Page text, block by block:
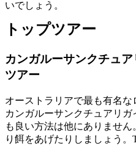
いでしょう。
トップツアー
カンガルーサンクチュ
ツアー
オーストラリアで最も有名
カンガルーサンクチュアリ
も良い方法は他にありませ
り餌をあげたりしましょう